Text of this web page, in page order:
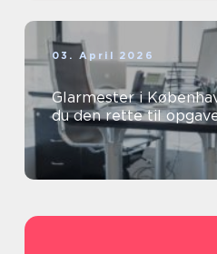
03. April 2026
Glarmester i
du den rette til